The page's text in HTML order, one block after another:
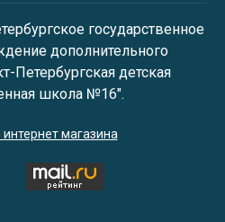
государственное
дополнительного
Петербургская детская
школа №16".
магазина